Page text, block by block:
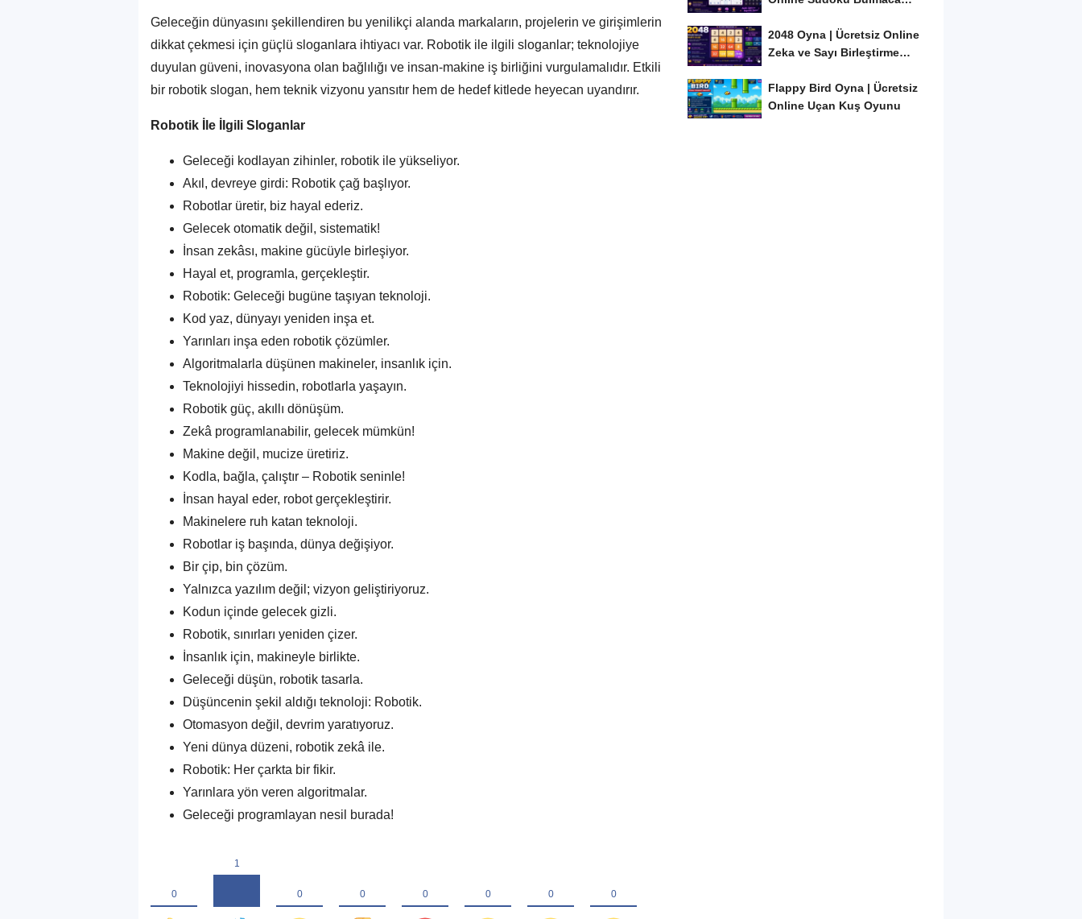
Geleceğin dünyasını şekillendiren bu yenilikçi alanda markaların, projelerin ve girişimlerin
dikkat çekmesi için güçlü sloganlara ihtiyacı var. Robotik ile ilgili sloganlar; teknolojiye
duyulan güveni, inovasyona olan bağlılığı ve insan-makine iş birliğini vurgulamalıdır. Etkili
bir robotik slogan, hem teknik vizyonu yansıtır hem de hedef kitlede heyecan uyandırır.
Robotik İle İlgili Sloganlar
Geleceği kodlayan zihinler, robotik ile yükseliyor.
Akıl, devreye girdi: Robotik çağ başlıyor.
Robotlar üretir, biz hayal ederiz.
Gelecek otomatik değil, sistematik!
İnsan zekâsı, makine gücüyle birleşiyor.
Hayal et, programla, gerçekleştir.
Robotik: Geleceği bugüne taşıyan teknoloji.
Kod yaz, dünyayı yeniden inşa et.
Yarınları inşa eden robotik çözümler.
Algoritmalarla düşünen makineler, insanlık için.
Teknolojiyi hissedin, robotlarla yaşayın.
Robotik güç, akıllı dönüşüm.
Zekâ programlanabilir, gelecek mümkün!
Makine değil, mucize üretiriz.
Kodla, bağla, çalıştır – Robotik seninle!
İnsan hayal eder, robot gerçekleştirir.
Makinelere ruh katan teknoloji.
Robotlar iş başında, dünya değişiyor.
Bir çip, bin çözüm.
Yalnızca yazılım değil; vizyon geliştiriyoruz.
Kodun içinde gelecek gizli.
Robotik, sınırları yeniden çizer.
İnsanlık için, makineyle birlikte.
Geleceği düşün, robotik tasarla.
Düşüncenin şekil aldığı teknoloji: Robotik.
Otomasyon değil, devrim yaratıyoruz.
Yeni dünya düzeni, robotik zekâ ile.
Robotik: Her çarkta bir fikir.
Yarınlara yön veren algoritmalar.
Geleceği programlayan nesil burada!
2048 Oyna | Ücretsiz Online
Zeka ve Sayı Birleştirme
Flappy Bird Oyna | Ücretsiz
Online Uçan Kuş Oyunu